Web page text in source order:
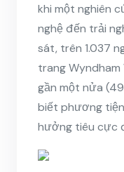
khi một nghiên
nghệ đến trải
sát, trên 1.037
trang
gần một nửa
biết phương
hưởng tiêu cực